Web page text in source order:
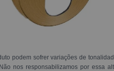
podem sofrer variações de
nos responsabilizamos por essa